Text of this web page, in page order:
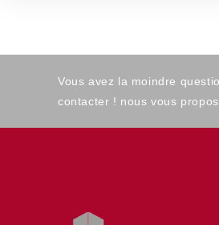
Vous avez la moindre
contacter ! nous vous